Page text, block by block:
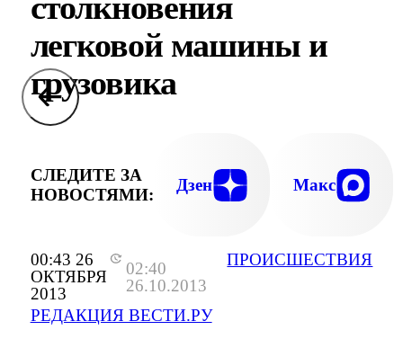
00:43 26
ОКТЯБРЯ
2013
02:40
26.10.2013
РЕДАКЦИЯ ВЕСТИ.РУ
ПРОИСШЕСТВИЯ
легковой машины и
грузовика
СЛЕДИТЕ ЗА
НОВОСТЯМИ:
Дзен Макс